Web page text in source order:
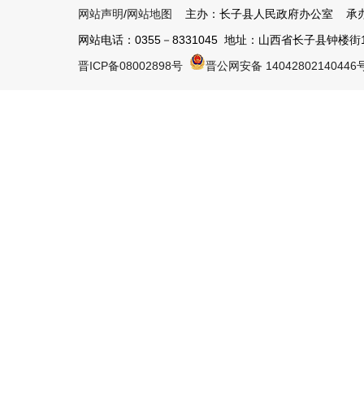
网站声明/网站地图
主办：长子县人民政府办公室 承
网站电话：0355－8331045 地址：山西省长子县钟楼
晋ICP备08002898号
晋公网安备 14042802140446